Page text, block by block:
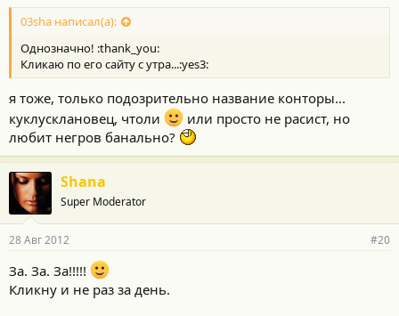
03sha написал(а):
Однозначно! :thank_you:
Кликаю по его сайту с утра...:yes3:
я тоже, только подозрительно название конторы...
куклусклановец, чтоли
или просто не расист, но
любит негров банально?
Shana
Super Moderator
28 Авг 2012 #20
За. За. За!!!!!
Кликну и не раз за день.